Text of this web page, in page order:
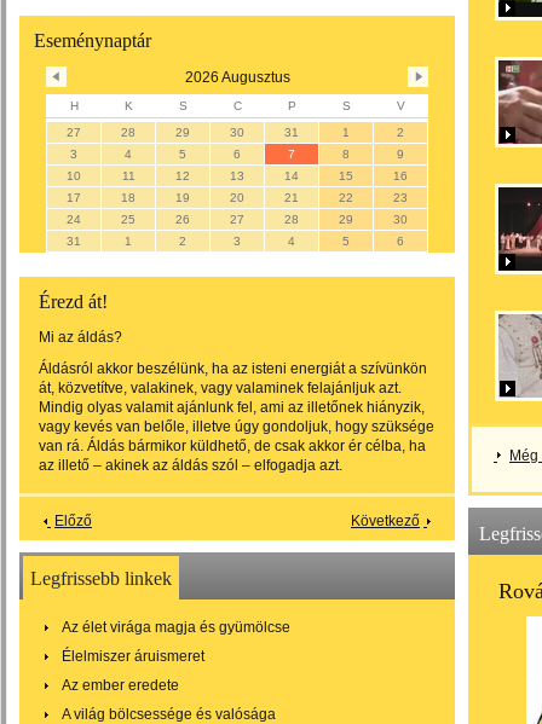
Eseménynaptár
2026 Augusztus
H K S C P S
V
27
28 29 30 31 1
2
3
4 5 6 7 8
9
10
11 12 13 14 15
16
17
18 19 20 21 22
23
24
25 26 27 28 29
30
31
1 2 3 4 5 6
Érezd át!
Mi az áldás?
Áldásról akkor beszélünk, ha az isteni energiát a szívünkön
át, közvetítve, valakinek, vagy valaminek felajánljuk azt.
Mindig olyas valamit ajánlunk fel, ami az illetőnek hiányzik,
vagy kevés van belőle, illetve úgy gondoljuk, hogy szüksége
van rá. Áldás bármikor küldhető, de csak akkor ér célba, ha
az illető – akinek az áldás szól – elfogadja azt.
Előző Következő
Legfrissebb linkek
Az élet virága magja és gyümölcse
Élelmiszer áruismeret
Az ember eredete
A világ bölcsessége és valósága